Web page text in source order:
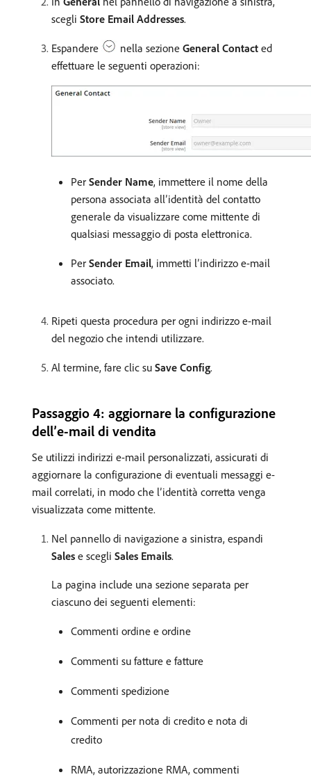
scegli Store Email Addresses.
Espandere nella sezione General Contact ed
effettuare le seguenti operazioni:
Per Sender Name, immettere il nome della
persona associata all’identità del contatto
generale da visualizzare come mittente di
qualsiasi messaggio di posta elettronica.
Per Sender Email, immetti l’indirizzo e-mail
associato.
Ripeti questa procedura per ogni indirizzo e-mail
del negozio che intendi utilizzare.
Al termine, fare clic su Save Config.
Passaggio 4: aggiornare la configurazione
dell’e-mail di vendita
Se utilizzi indirizzi e-mail personalizzati, assicurati di
aggiornare la configurazione di eventuali messaggi e-
mail correlati, in modo che l’identità corretta venga
visualizzata come mittente.
Nel pannello di navigazione a sinistra, espandi
Sales e scegli Sales Emails.
La pagina include una sezione separata per
ciascuno dei seguenti elementi:
Commenti ordine e ordine
Commenti su fatture e fatture
Commenti spedizione
Commenti per nota di credito e nota di
credito
RMA, autorizzazione RMA, commenti